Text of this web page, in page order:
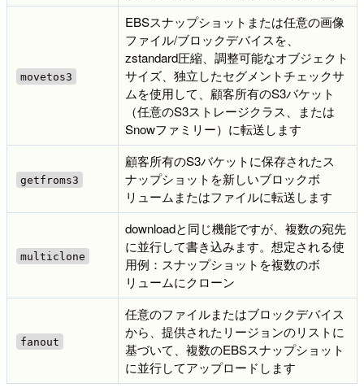
movetos3
EBSスナップショットまたは任意の画像
ファイル/ブロックデバイスを、
zstandard圧縮、調整可能なオブジェクト
サイズ、独立したセグメントチェックサ
ムを使用して、顧客所有のS3バケット
（任意のS3ストレージクラス、または
Snowファミリー）に転送します
getfroms3
顧客所有のS3バケットに保存されたス
ナップショットを新しいブロックボ
リュームまたはファイルに転送します
multiclone
downloadと同じ機能ですが、複数の宛先
に並行して書き込みます。想定される使
用例：スナップショットを複数のボ
リュームにクローン
fanout
任意のファイルまたはブロックデバイス
から、提供されたリージョンのリストに
基づいて、複数のEBSスナップショット
に並行してアップロードします